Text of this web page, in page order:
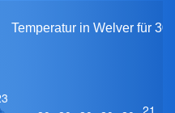
Temperatur in Welver für